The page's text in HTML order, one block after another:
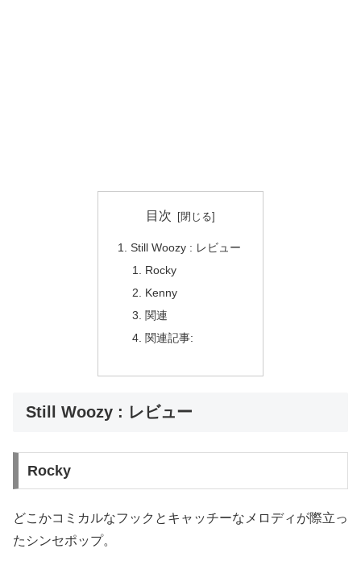
目次
Still Woozy : レビュー
Rocky
Kenny
関連
関連記事:
Still Woozy : レビュー
Rocky
どこかコミカルなフックとキャッチーなメロディが際立っ
たシンセポップ。